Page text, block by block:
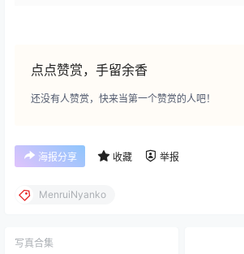
点点赞赏，手留余香
还没有人赞赏，快来当第一个赞赏的人吧！
海报分享 收藏 举报
MenruiNyanko
写真合集